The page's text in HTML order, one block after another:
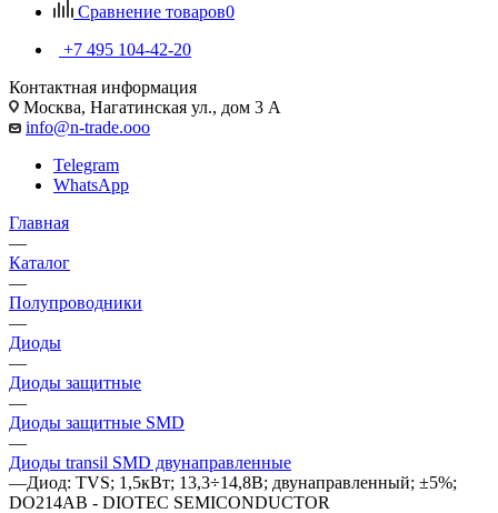
Сравнение товаров0
+7 495 104-42-20
Контактная информация
Москва, Нагатинская ул., дом 3 А
info@n-trade.ooo
Telegram
WhatsApp
Главная
—
Каталог
—
Полупроводники
—
Диоды
—
Диоды защитные
—
Диоды защитные SMD
—
Диоды transil SMD двунаправленные
—Диод: TVS; 1,5кВт; 13,3÷14,8В; двунаправленный; ±5%;
DO214AB - DIOTEC SEMICONDUCTOR